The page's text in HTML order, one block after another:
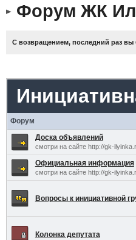
Форум ЖК
С возвращением, последний раз вы
Форум
Доска объявлений
смотри на сайте http://gk-
Официальная информация
смотри на сайте http://gk-
Вопросы к инициативной
Колонка депутата